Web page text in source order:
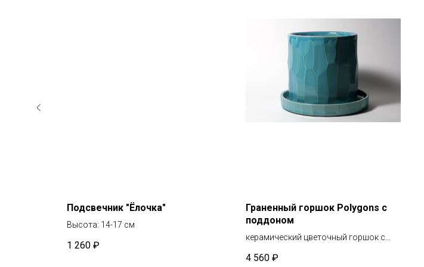
Подсвечник "Ёлочка"
Высота: 14-17 см
1 260 ₽
Граненный горшок Polygons с
поддоном
керамический цветочный горшок с
скручен на гончарном круге и обрезан
4 560 ₽